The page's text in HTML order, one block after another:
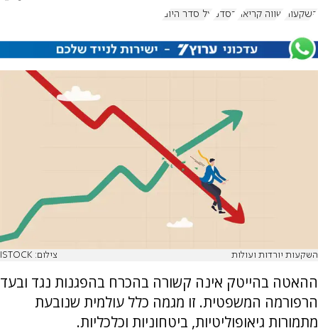
השקעות שווה קריאה בסדנו על סדר היום
השקעות יורדות ועולות צילום: ISTOCK
ההאטה בהייטק אינה קשורה בהכרח בהפגנות נגד ובעד
הרפורמה המשפטית. זו מגמה כלל עולמית שנובעת
מתמורות גיאופוליטיות, ביטחוניות וכלכליות.